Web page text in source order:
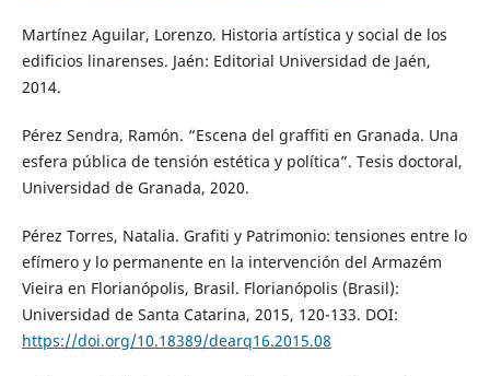
Martínez Aguilar, Lorenzo. Historia artística y social de los
edificios linarenses. Jaén: Editorial Universidad de Jaén,
2014.
Pérez Sendra, Ramón. “Escena del graffiti en Granada. Una
esfera pública de tensión estética y política”. Tesis doctoral,
Universidad de Granada, 2020.
Pérez Torres, Natalia. Grafiti y Patrimonio: tensiones entre lo
efímero y lo permanente en la intervención del Armazém
Vieira en Florianópolis, Brasil. Florianópolis (Brasil):
Universidad de Santa Catarina, 2015, 120-133. DOI:
https://doi.org/10.18389/dearq16.2015.08